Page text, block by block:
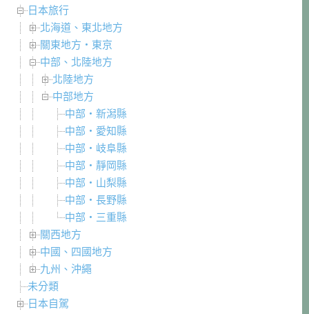
日本旅行
北海道、東北地方
關東地方・東京
中部、北陸地方
北陸地方
中部地方
中部・新潟縣
中部・愛知縣
中部・岐阜縣
中部・靜岡縣
中部・山梨縣
中部・長野縣
中部・三重縣
關西地方
中國、四國地方
九州、沖繩
未分類
日本自駕